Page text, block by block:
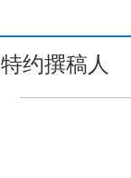
特约撰稿人